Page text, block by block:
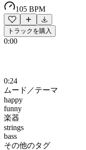
105 BPM
トラックを購入
0:00
0:24
ムード／テーマ
happy
funny
楽器
strings
bass
その他のタグ